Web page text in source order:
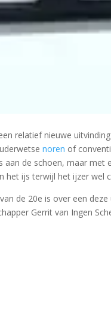
relatief nieuwe
noren of
aan de schoen, maar
het ijs terwijl het ijzer wel
de 20e is over een
Gerrit van Ingen